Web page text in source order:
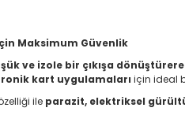
Maksimum Güvenlik
ve izole bir çıkışa
kart uygulamaları için ideal
ile parazit, elektriksel